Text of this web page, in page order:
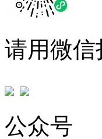
请用微信
公众号